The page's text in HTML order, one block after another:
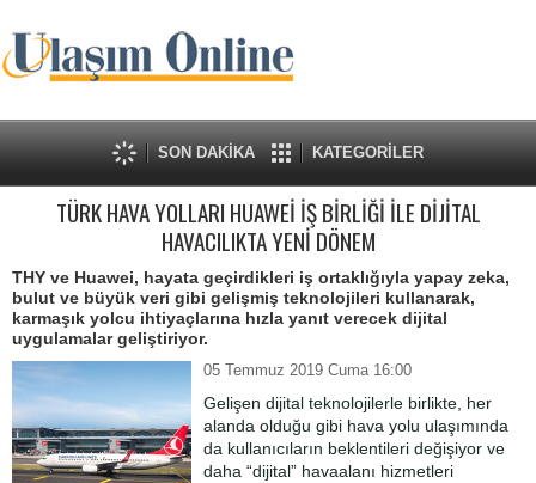
SON DAKİKA KATEGORİLER
TÜRK HAVA YOLLARI HUAWEİ İŞ BİRLİĞİ İLE DİJİTAL
HAVACILIKTA YENİ DÖNEM
THY ve Huawei, hayata geçirdikleri iş ortaklığıyla yapay zeka,
bulut ve büyük veri gibi gelişmiş teknolojileri kullanarak,
karmaşık yolcu ihtiyaçlarına hızla yanıt verecek dijital
uygulamalar geliştiriyor.
05 Temmuz 2019 Cuma 16:00
Gelişen dijital teknolojilerle birlikte, her
alanda olduğu gibi hava yolu ulaşımında
da kullanıcıların beklentileri değişiyor ve
daha “dijital” havaalanı hizmetleri